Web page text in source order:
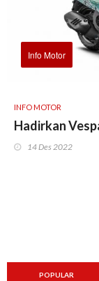
Info Motor
INFO MOTOR
Hadirkan
14 Des 2022
POPULAR